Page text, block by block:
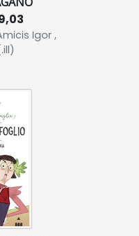
Igor ,